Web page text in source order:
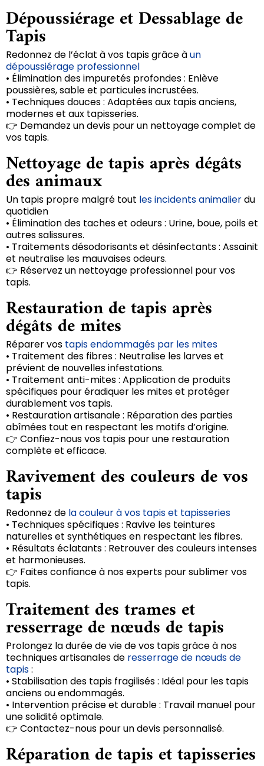
Dépoussiérage et Dessablage de
Tapis
Redonnez de l’éclat à vos tapis grâce àun
dépoussiérage professionnel
• Élimination des impuretés profondes : Enlève
poussières, sable et particules incrustées.
• Techniques douces : Adaptées aux tapis anciens,
modernes et aux tapisseries.
👉 Demandez un devis pour un nettoyage complet de
vos tapis.
Nettoyage de tapis après dégâts
des animaux
Un tapis propre malgré tout les incidents animalierdu
quotidien
• Élimination des taches et odeurs : Urine, boue, poils et
autres salissures.
• Traitements désodorisants et désinfectants : Assainit
et neutralise les mauvaises odeurs.
👉 Réservez un nettoyage professionnel pour vos
tapis.
Restauration de tapis après
dégâts de mites
Réparer vos tapis endommagés par les mites
• Traitement des fibres : Neutralise les larves et
prévient de nouvelles infestations.
• Traitement anti-mites : Application de produits
spécifiques pour éradiquer les mites et protéger
durablement vos tapis.
• Restauration artisanale : Réparation des parties
abîmées tout en respectant les motifs d’origine.
👉 Confiez-nous vos tapis pour une restauration
complète et efficace.
Ravivement des couleurs de vos
tapis
Redonnez de la couleur à vos tapis et tapisseries
• Techniques spécifiques : Ravive les teintures
naturelles et synthétiques en respectant les fibres.
• Résultats éclatants : Retrouver des couleurs intenses
et harmonieuses.
👉 Faites confiance à nos experts pour sublimer vos
tapis.
Traitement des trames et
resserrage de nœuds de tapis
Prolongez la durée de vie de vos tapis grâce à nos
techniques artisanales de resserrage de nœuds de
tapis:
• Stabilisation des tapis fragilisés : Idéal pour les tapis
anciens ou endommagés.
• Intervention précise et durable : Travail manuel pour
une solidité optimale.
👉 Contactez-nous pour un devis personnalisé.
Réparation de tapis et tapisseries